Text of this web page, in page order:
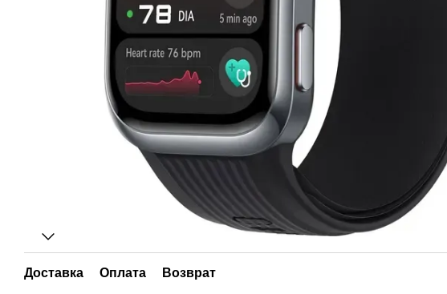
Доставка Оплата Возврат